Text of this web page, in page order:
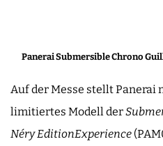
Panerai Submersible Chrono
Auf der Messe stellt Panerai
limitiertes Modell der
Néry EditionExperience